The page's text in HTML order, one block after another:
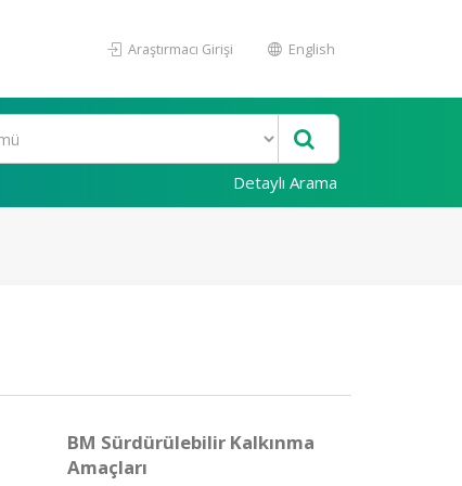
Araştırmacı Girişi English
Detaylı Arama
BM Sürdürülebilir Kalkınma
Amaçları